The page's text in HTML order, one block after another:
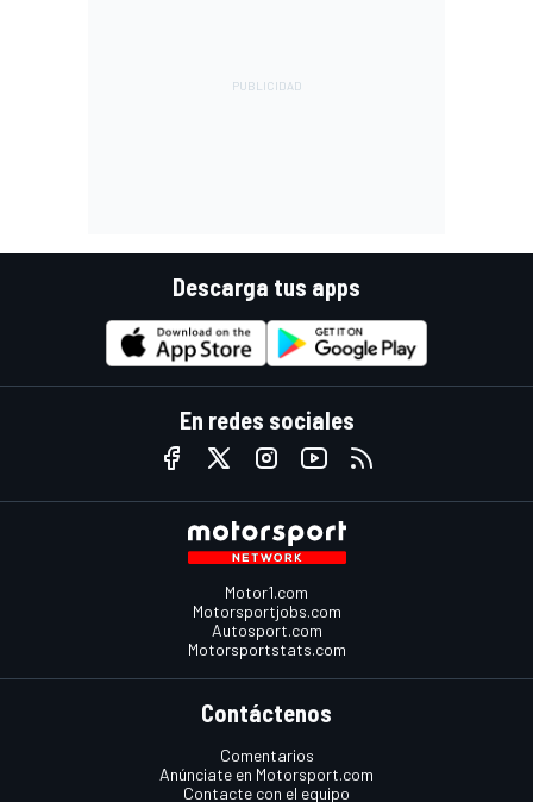
Descarga tus apps
En redes sociales
Motor1.com
Motorsportjobs.com
Autosport.com
Motorsportstats.com
Contáctenos
Comentarios
Anúnciate en Motorsport.com
Contacte con el equipo